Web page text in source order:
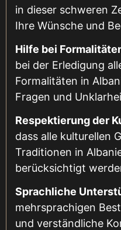
in dieser schweren
Ihre Wünsche und
Hilfe bei
bei der Erledigung
Formalitäten in
Fragen und
Respektierung der
dass alle kulturellen
Traditionen in
berücksichtigt
Sprachliche
mehrsprachigen
und verständliche